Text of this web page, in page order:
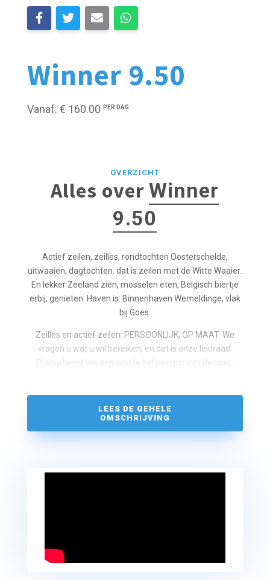
Winner 9.50
Vanaf: € 160.00 PER DAG
OVERZICHT
Alles overWinner
9.50
Actief zeilen, zeilles, rondtochten Oosterschelde,
uitwaaien, dagtochten: dat is zeilen met de Witte Waaier.
En lekker Zeeland zien, mosselen eten, Belgisch biertje
erbij, genieten. Haven is: Binnenhaven Wemeldinge, vlak
bij Goes.
Zeilles en actief zeilen: PERSOONLIJK, OP MAAT. We
vragen u wat u wil bereiken, en dat is onze leidraad.
Bijvoorbeeld om een goede beheersing van de boot;
water. Op zout! Witte Waaier is als zeezeilschool CWO
(de officiële ANWB certificatie) erkend. Daarnaast zijn de
trainers zelf gecertificeerd als docent (via het CRKBO).
LEES DE GEHELE
OMSCHRIJVING